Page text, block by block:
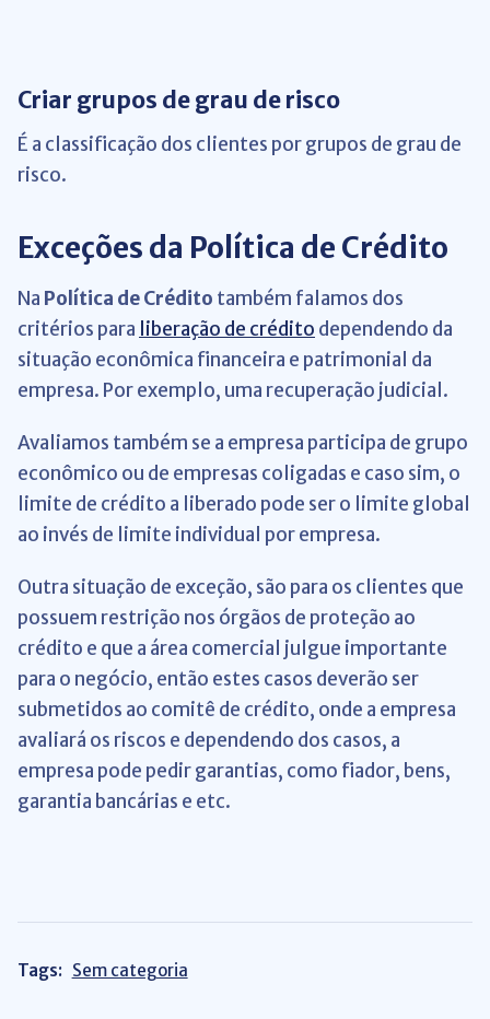
Criar grupos de grau de risco
É a classificação dos clientes por grupos de grau de
risco.
Exceções da Política de Crédito
Na Política de Crédito também falamos dos
critérios para liberação de crédito dependendo da
situação econômica financeira e patrimonial da
empresa. Por exemplo, uma recuperação judicial.
Avaliamos também se a empresa participa de grupo
econômico ou de empresas coligadas e caso sim, o
limite de crédito a liberado pode ser o limite global
ao invés de limite individual por empresa.
Outra situação de exceção, são para os clientes que
possuem restrição nos órgãos de proteção ao
crédito e que a área comercial julgue importante
para o negócio, então estes casos deverão ser
submetidos ao comitê de crédito, onde a empresa
avaliará os riscos e dependendo dos casos, a
empresa pode pedir garantias, como fiador, bens,
garantia bancárias e etc.
Tags: Sem categoria